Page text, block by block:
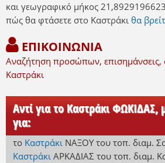
και γεωγραφικό μήκος
πώς θα φτάσετε στο Καστράκι θα
ΕΠΙΚΟΙΝΩΝΙΑ
Αναζήτηση προσώπων, επισημάνσεις,
Καστράκι
Αντί για το Καστράκι ΦΩΚΙΔΑΣ,
για:
το Καστράκι ΝΑΞΟΥ του τοπ. διαμ.
Καστράκι ΑΡΚΑΔΙΑΣ του τοπ. διαμ.